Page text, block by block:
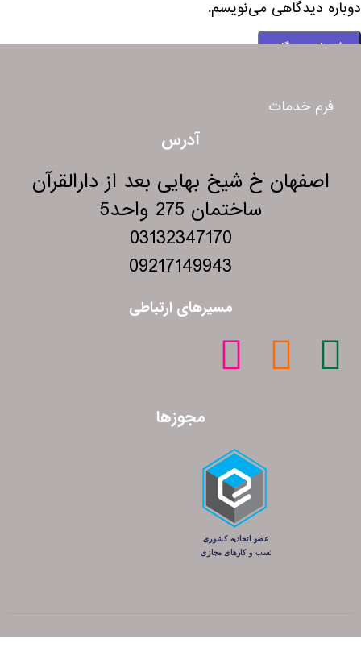
دوباره دیدگاهی می‌نویسم.
فرم خدمات
آدرس
اصفهان خ شیخ بهایی بعد از دارالقرآن
ساختمان 275 واحد5
03132347170
09217149943
مسیرهای ارتباطی
مجوزها